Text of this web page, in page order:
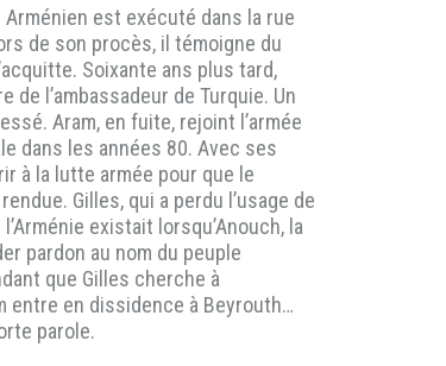
est exécuté dans la rue
de son procès, il témoigne du
Soixante ans plus tard,
de l’ambassadeur de Turquie. Un
Aram, en fuite, rejoint l’armée
dans les années 80. Avec ses
à la lutte armée pour que le
Gilles, qui a perdu l’usage de
existait lorsqu’Anouch, la
pardon au nom du peuple
que Gilles cherche à
entre en dissidence à Beyrouth…
parole.